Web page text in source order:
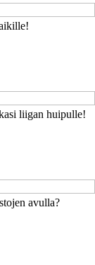
liigan huipulle!
avulla?